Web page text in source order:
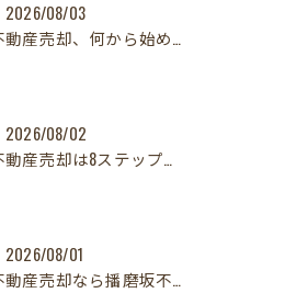
2026/08/03
不動産売却、何から始める？失敗しないために最初に整理したい3～4つのこと【STEP1】
2026/08/02
不動産売却は8ステップでわかる！ 失敗しないための完全ロードマップ
2026/08/01
不動産売却なら播磨坂不動産へ！文京区の不動産売却を地域密着でサポート